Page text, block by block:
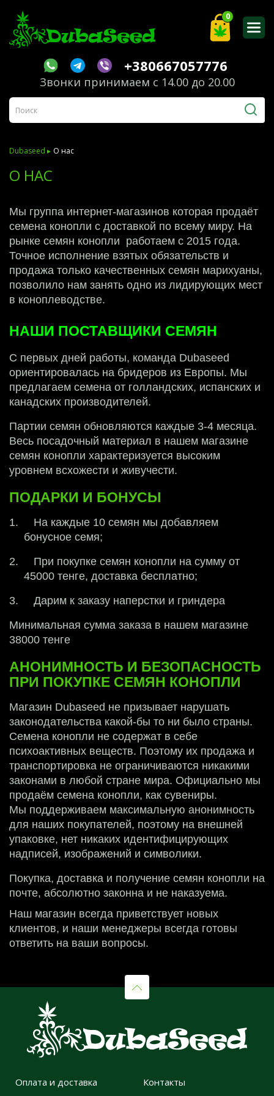
+380667057776
Звонки принимаем с 14.00 до 20.00
0
Dubaseed ▸ О нас
О НАС
Мы группа интернет-магазинов которая продаёт
семена конопли с доставкой по всему миру. На
рынке семян конопли работаем с 2015 года.
Точное исполнение взятых обязательств и
продажа только качественных семян марихуаны,
позволило нам занять одно из лидирующих мест
в коноплеводстве.
НАШИ ПОСТАВЩИКИ СЕМЯН
С первых дней работы, команда Dubaseed
ориентировалась на бридеров из Европы. Мы
предлагаем семена от голландских, испанских и
канадских производителей.
Партии семян обновляются каждые 3-4 месяца.
Весь посадочный материал в нашем магазине
семян конопли характеризуется высоким
уровнем всхожести и живучести.
ПОДАРКИ И БОНУСЫ
1.
На каждые 10 семян мы добавляем
бонусное семя;
2.
При покупке семян конопли на сумму от
45000 тенге, доставка бесплатно;
3.
Дарим к заказу наперстки и гриндера
Минимальная сумма заказа в нашем магазине
38000 тенге
АНОНИМНОСТЬ И БЕЗОПАСНОСТЬ
ПРИ ПОКУПКЕ СЕМЯН КОНОПЛИ
Магазин Dubaseed не призывает нарушать
законодательства какой-бы то ни было страны.
Семена конопли не содержат в себе
психоактивных веществ. Поэтому их продажа и
транспортировка не ограничиваются никакими
законами в любой стране мира. Официально мы
продаём семена конопли, как сувениры.
Мы поддерживаем максимальную анонимность
для наших покупателей, поэтому на внешней
упаковке, нет никаких идентифицирующих
надписей, изображений и символики.
Покупка, доставка и получение семян конопли на
почте, абсолютно законна и не наказуема.
Наш магазин всегда приветствует новых
клиентов, и наши менеджеры всегда готовы
ответить на ваши вопросы.
Оплата и доставка Контакты